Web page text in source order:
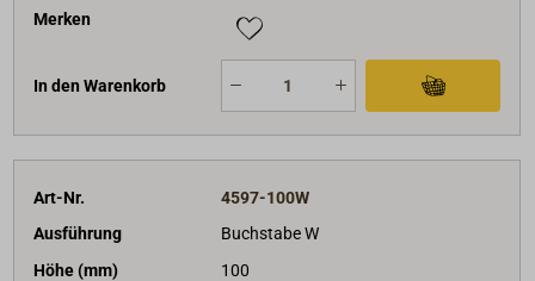
Merken
In den Warenkorb
Art-Nr.
4597-100W
Ausführung
Buchstabe W
Höhe (mm)
100